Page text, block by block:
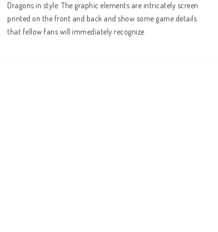
Dragons in style. The graphic elements are intricately screen
printed on the front and back and show some game details
that fellow fans will immediately recognize.